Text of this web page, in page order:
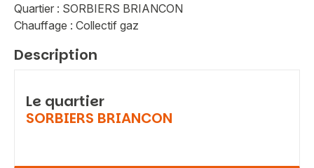
Quartier : SORBIERS BRIANCON
Chauffage : Collectif gaz
Description
Le quartier
SORBIERS BRIANCON